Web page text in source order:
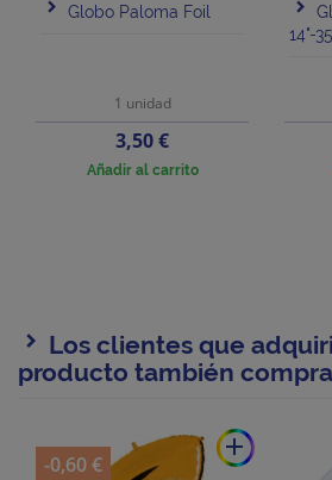
Globo Paloma Foil
1 unidad
Precio
3,50 €
Añadir al carrito
14"-
Los clientes que
producto también
add
-0,60 €